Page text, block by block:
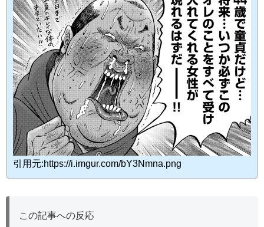
引用元:https://i.imgur.com/bY3Nmna.png
この記事への反応